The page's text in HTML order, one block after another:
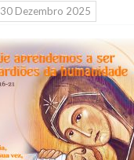
30 Dezembro 2025